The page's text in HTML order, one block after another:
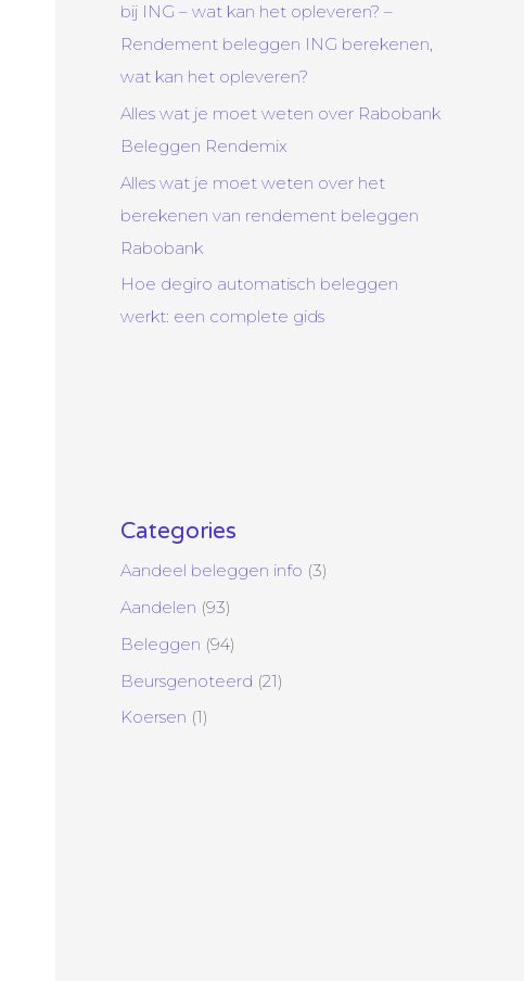
bij ING – wat kan het opleveren? –
Rendement beleggen ING berekenen,
wat kan het opleveren?
Alles wat je moet weten over Rabobank
Beleggen Rendemix
Alles wat je moet weten over het
berekenen van rendement beleggen
Rabobank
Hoe degiro automatisch beleggen
werkt: een complete gids
Categories
Aandeel beleggen info (3)
Aandelen (93)
Beleggen (94)
Beursgenoteerd (21)
Koersen (1)